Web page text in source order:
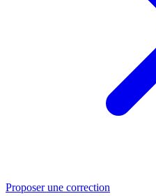
Proposer une correction